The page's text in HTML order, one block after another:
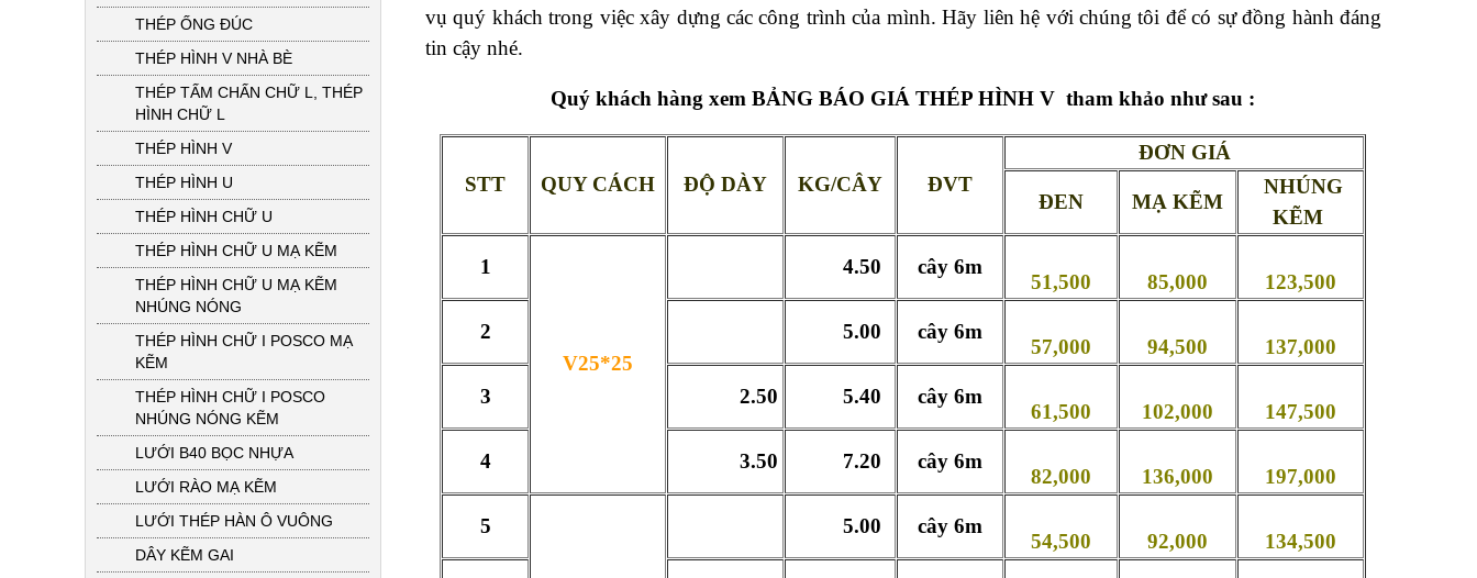
vụ quý khách trong việc xây dựng các công trình của mình. Hãy liên hệ với chúng tôi để có sự đồng hành đáng
tin cậy nhé.
Quý khách hàng xemBẢNG BÁO GIÁ THÉP HÌNH V tham khảo như sau :
STT QUY CÁCH ĐỘ DÀY KG/CÂY ĐVT
ĐƠN GIÁ
ĐEN MẠ KẼM
NHÚNG
KẼM
1
V25*25
4.50 cây 6m
51,500 85,000 123,500
2 5.00 cây 6m
57,000 94,500 137,000
3 2.50 5.40 cây 6m
61,500 102,000 147,500
4 3.50 7.20 cây 6m
82,000 136,000 197,000
5 5.00 cây 6m
54,500 92,000 134,500
THÉP ỐNG ĐÚC
THÉP HÌNH V NHÀ BÈ
THÉP TẤM CHẤN CHỮ L, THÉP
HÌNH CHỮ L
THÉP HÌNH V
THÉP HÌNH U
THÉP HÌNH CHỮ U
THÉP HÌNH CHỮ U MẠ KẼM
THÉP HÌNH CHỮ U MẠ KẼM
NHÚNG NÓNG
THÉP HÌNH CHỮ I POSCO MẠ
KẼM
THÉP HÌNH CHỮ I POSCO
NHÚNG NÓNG KẼM
LƯỚI B40 BỌC NHỰA
LƯỚI RÀO MẠ KẼM
LƯỚI THÉP HÀN Ô VUÔNG
DÂY KẼM GAI